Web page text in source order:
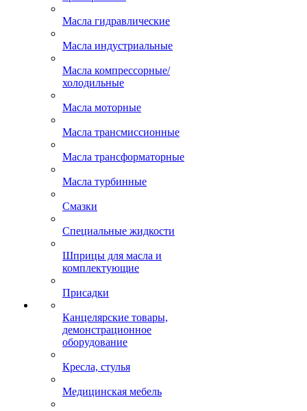
Масла гидравлические
Масла индустриальные
Масла компрессорные/
холодильные
Масла моторные
Масла трансмиссионные
Масла трансформаторные
Масла турбинные
Смазки
Специальные жидкости
Шприцы для масла и
комплектующие
Присадки
Канцелярские товары,
демонстрационное
оборудование
Кресла, стулья
Медицинская мебель